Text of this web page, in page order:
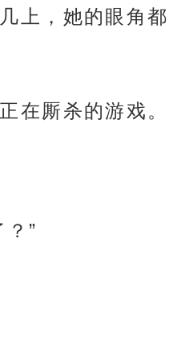
上，她的眼角
在厮杀的游戏。
”